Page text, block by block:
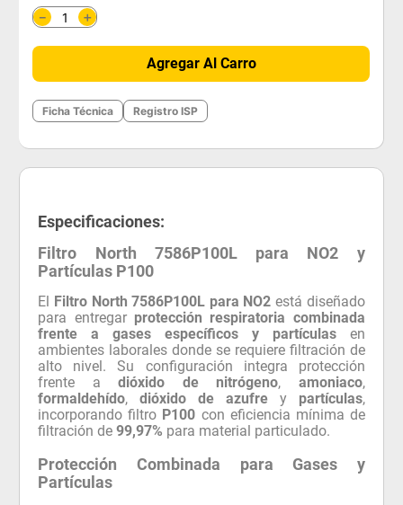
＋
－
Agregar Al Carro
Ficha Técnica Registro ISP
Especificaciones:
Filtro North 7586P100L para NO2 y
Partículas P100
El Filtro North 7586P100L para NO2 está diseñado
para entregar protección respiratoria combinada
frente a gases específicos y partículasen
ambientes laborales donde se requiere filtración de
alto nivel. Su configuración integra protección
frente adióxido de nitrógeno, amoniaco,
formaldehído,dióxido de azufrey partículas,
incorporando filtro P100 con eficiencia mínima de
filtración de99,97% para material particulado.
Protección Combinada para Gases y
Partículas